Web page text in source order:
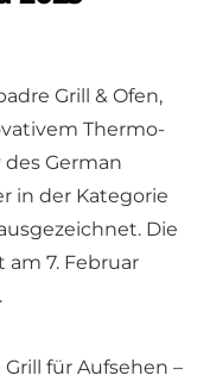
Grill & Ofen,
Thermo-
German
in der Kategorie
Die
7. Februar
für Aufsehen –